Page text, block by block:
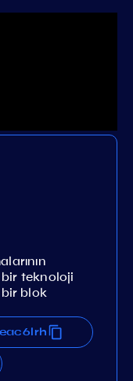
bir teknoloji
blok